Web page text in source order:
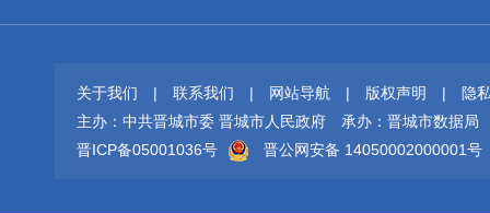
关于我们 | 联系我们 | 网站导航 | 版权声明 |
隐
主办：中共晋城市委 晋城市人民政府
承办：晋城市数据局
晋ICP备05001036号
晋公网安备 14050002000001号